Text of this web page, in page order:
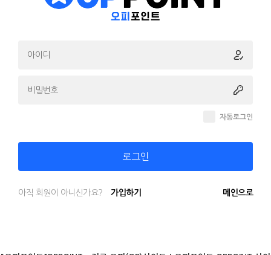
자동로그인
로그인
아직 회원이 아니신가요? 가입하기 메인으로